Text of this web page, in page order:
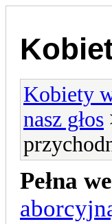
Kobiety
nasz głos
Pełna